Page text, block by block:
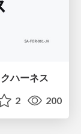
ハーネス
2 200